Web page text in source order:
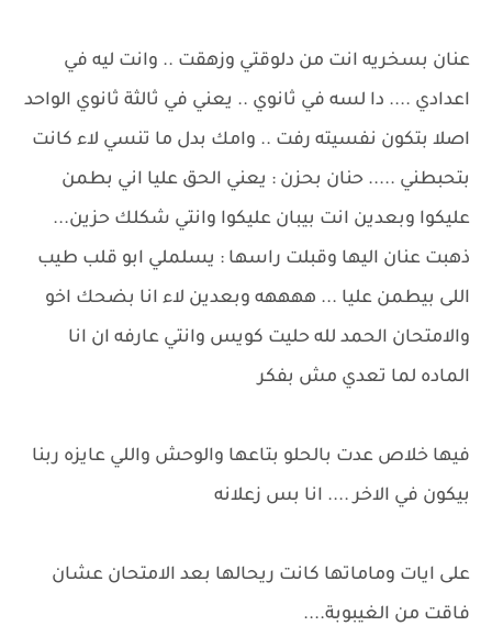
عنان بسخريه انت من دلوقتي وزهقت .. وانت ليه في
اعدادي .... دا لسه في ثانوي .. يعني في ثالثة ثانوي الواحد
اصلا بتكون نفسيته رفت .. وامك بدل ما تنسي لاء كانت
بتحبطني ..... حنان بحزن : يعني الحق عليا اني بطمن
عليكوا وبعدين انت بيبان عليكوا وانتي شكلك حزين...
ذهبت عنان اليها وقبلت راسها : يسلملي ابو قلب طيب
اللى بيطمن عليا ... ههههه وبعدين لاء انا بضحك اخو
والامتحان الحمد لله حليت كويس وانتي عارفه ان انا
الماده لما تعدي مش بفكر
فيها خلاص عدت بالحلو بتاعها والوحش واللي عايزه ربنا
بيكون في الاخر .... انا بس زعلانه
على ايات وماماتها كانت ريحالها بعد الامتحان عشان
فاقت من الغيبوبة....